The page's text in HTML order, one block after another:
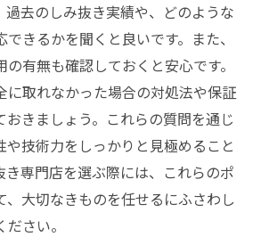
過去のしみ抜き実績や、どのような
きるかを聞くと良いです。また、
有無も確認しておくと安心です。
に取れなかった場合の対処法や保証
おきましょう。これらの質問を通じ
や技術力をしっかりと見極めること
き専門店を選ぶ際には、これらのポ
、大切なきものを任せるにふさわし
さい。